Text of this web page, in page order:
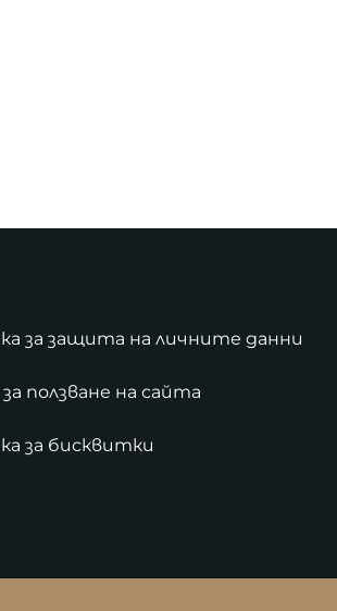
за защита на личните данни
ползване на сайта
за бисквитки